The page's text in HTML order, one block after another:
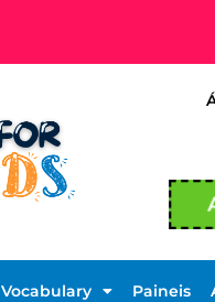
Vocabulary Paineis